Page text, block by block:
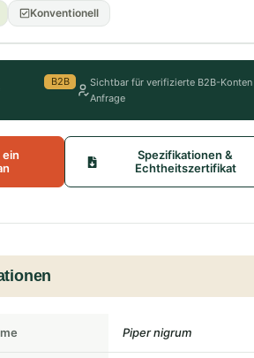
Konventionell
B2B
Sichtbar für verifizierte B2B-
Anfrage
ein
Spezifikationen &
Echtheitszertifikat
Piper nigrum